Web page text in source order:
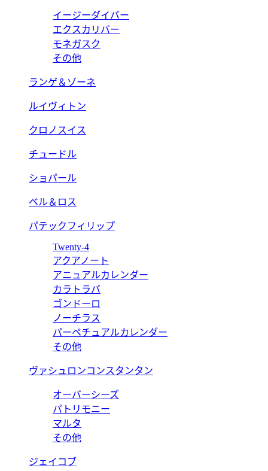
イージーダイバー
エクスカリバー
モネガスク
その他
ランゲ＆ゾーネ
ルイヴィトン
クロノスイス
チュードル
ショパール
ベル＆ロス
パテックフィリップ
Twenty-4
アクアノート
アニュアルカレンダー
カラトラバ
ゴンドーロ
ノーチラス
パーペチュアルカレンダー
その他
ヴァシュロンコンスタンタン
オーバーシーズ
パトリモニー
マルタ
その他
ジェイコブ